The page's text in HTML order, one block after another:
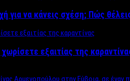
για να κάνεις σχέση; Πώς
εξαιτίας της